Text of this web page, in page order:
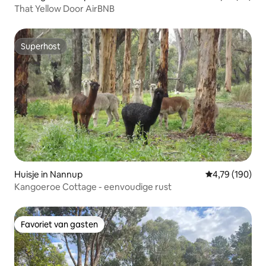
That Yellow Door AirBNB
Superhost
Superhost
Huisje in Nannup Gemiddelde
4,79 (190)
Kangoeroe Cottage - eenvoudige rust
Favoriet van gasten
Favoriet van gasten